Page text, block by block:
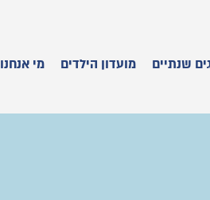
שנתיים מועדון הילדים מי אנחנו